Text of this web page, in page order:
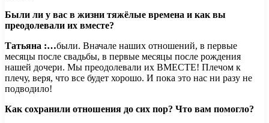
Были ли у вас в жизни тяжёлые времена и как вы
преодолевали их вместе?
Татьяна :…были. Вначале наших отношений, в первые
месяцы после свадьбы, в первые месяцы после рождения
нашей дочери. Мы преодолевали их ВМЕСТЕ! Плечом к
плечу, веря, что все будет хорошо. И пока это нас ни разу не
подводило!
Как сохранили отношения до сих пор? Что вам помогло?